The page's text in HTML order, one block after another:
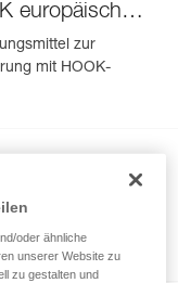
europäische
zur
mit HOOK-
oder ähnliche
unserer Website zu
zu gestalten und